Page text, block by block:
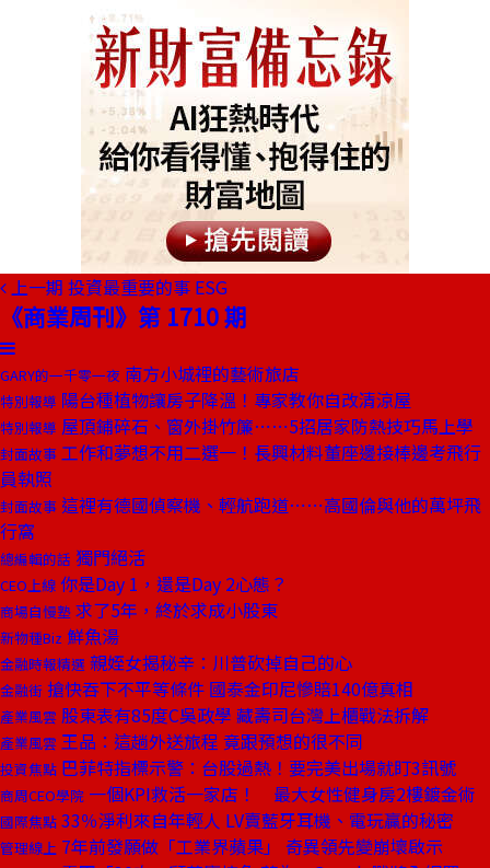
上一期 投資最重要的事 ESG
《商業周刊》第 1710 期
GARY的一千零一夜 南方小城裡的藝術旅店
特別報導 陽台種植物讓房子降溫！專家教你自改清涼屋
特別報導 屋頂鋪碎石、窗外掛竹簾⋯⋯5招居家防熱技巧馬上學
封面故事 工作和夢想不用二選一！長興材料董座邊接棒邊考飛行
員執照
封面故事 這裡有德國偵察機、輕航跑道⋯⋯高國倫與他的萬坪飛
行窩
總編輯的話 獨門絕活
CEO上線 你是Day 1，還是Day 2心態？
商場自慢塾 求了5年，終於求成小股東
新物種Biz 鮮魚湯
金融時報精選 親姪女揭秘辛：川普砍掉自己的心
金融街 搶快吞下不平等條件 國泰金印尼慘賠140億真相
產業風雲 股東表有85度C吳政學 藏壽司台灣上櫃戰法拆解
產業風雲 王品：這趟外送旅程 竟跟預想的很不同
投資焦點 巴菲特指標示警：台股過熱！要完美出場就盯3訊號
商周CEO學院 一個KPI救活一家店！ 最大女性健身房2樓鍍金術
國際焦點 33％淨利來自年輕人 LV賣藍牙耳機、電玩贏的秘密
管理線上 7年前發願做「工業界蘋果」 奇異領先變崩壞啟示